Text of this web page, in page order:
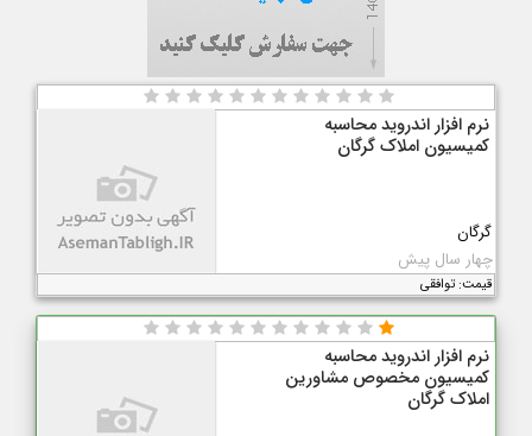
نرم افزار اندرويد محاسبه
کميسيون املاک گرگان
گرگان
چهار سال پیش
قیمت: توافقی
نرم افزار اندرويد محاسبه
کميسيون مخصوص مشاورین
املاک گرگان